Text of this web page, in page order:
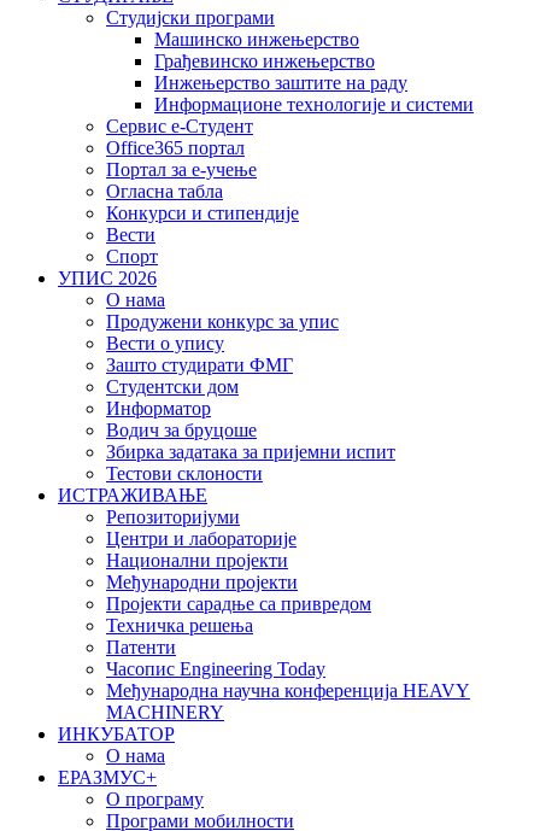
Студијски програми
Машинско инжењерство
Грађевинско инжењерство
Инжењерство заштите на раду
Информационе технологије и системи
Сервис е-Студент
Office365 портал
Портал за е-учење
Огласна табла
Конкурси и стипендије
Вести
Спорт
УПИС 2026
О нама
Продужени конкурс за упис
Вести о упису
Зашто студирати ФМГ
Студентски дом
Информатор
Водич за бруцоше
Збиркa задатака за пријемни испит
Тестови склоности
ИСТРАЖИВАЊЕ
Репозиторијуми
Центри и лабораторије
Национални пројекти
Међународни пројекти
Пројекти сарадње са привредом
Техничка решења
Патенти
Часопис Engineering Today
Међународна научна конференција HEAVY
MACHINERY
ИНКУБАТОР
О нама
EРАЗМУС+
О програму
Програми мобилности